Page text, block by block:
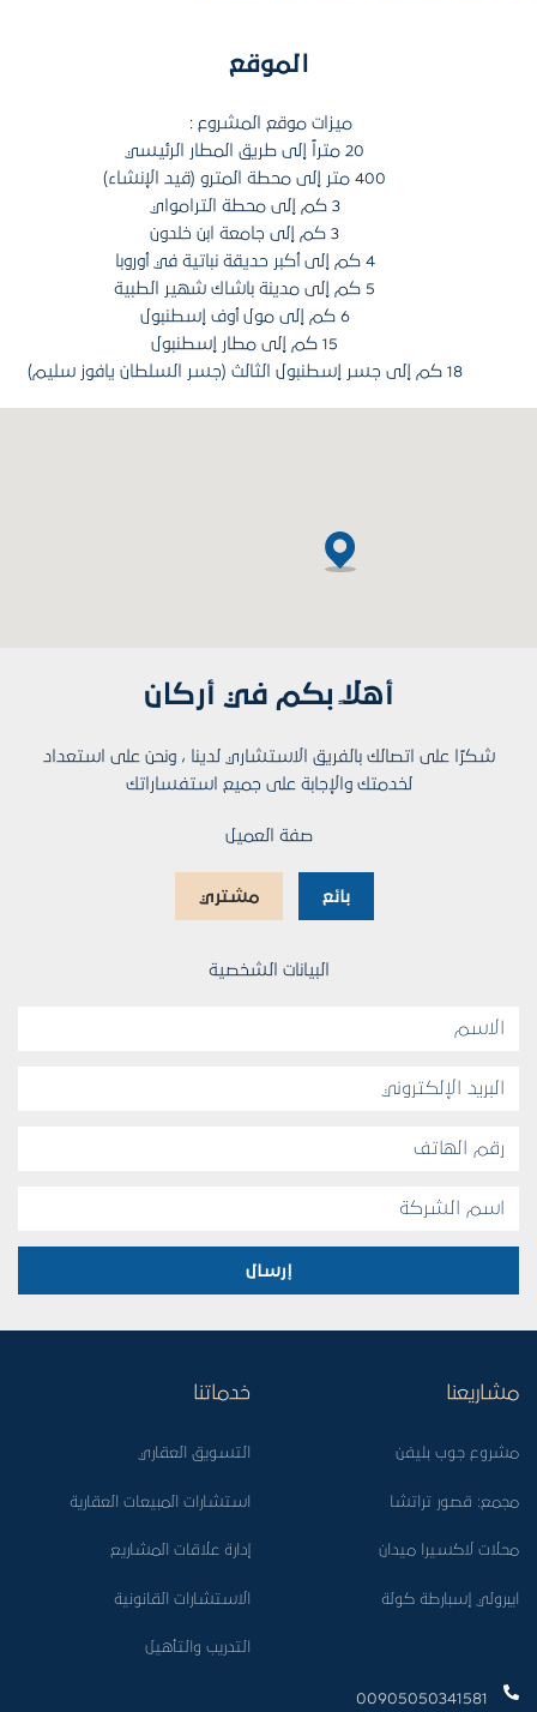
الموقع
ميزات موقع المشروع :
20 متراً إلى طريق المطار الرئيسي
400 متر إلى محطة المترو (قيد الإنشاء)
3 كم إلى محطة الترامواي
3 كم إلى جامعة ابن خلدون
4 كم إلى أكبر حديقة نباتية في أوروبا
5 كم إلى مدينة باشاك شهير الطبية
6 كم إلى مول أوف إسطنبول
15 كم إلى مطار إسطنبول
18 كم إلى جسر إسطنبول الثالث (جسر السلطان يافوز سليم)
أهلاً بكم في أركان
شكرًا على اتصالك بالفريق الاستشاري لدينا ، ونحن على استعداد
لخدمتك والإجابة على جميع استفساراتك
صفة العميل
بائع مشتري
البيانات الشخصية
إرسال
00905050341581
مشاريعنا
مشروع جوب بليفن
مجمع: قصور تراتشا
محلات لاكسيرا ميدان
ايبرولي إسبارطة كولة
خدماتنا
التسويق العقاري
استشارات المبيعات العقارية
إدارة علاقات المشاريع
الاستشارات القانونية
التدريب والتأهيل